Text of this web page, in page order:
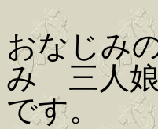
おなじみ
み 三人
です。